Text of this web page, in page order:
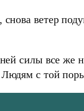
ветер
силы все же
с той